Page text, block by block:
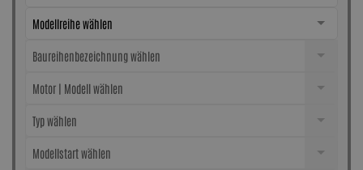
Modellreihe wählen
Baureihenbezeichnung wählen
Motor | Modell wählen
Typ wählen
Modellstart wählen